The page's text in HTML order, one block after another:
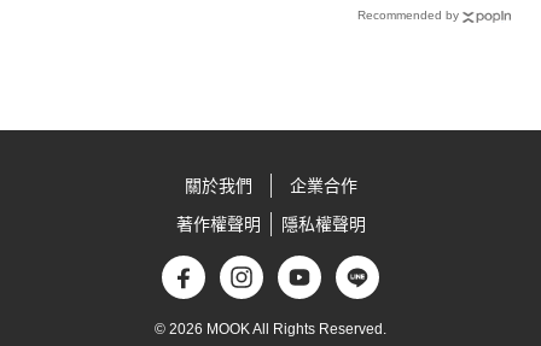
Recommended by
關於我們
企業合作
著作權聲明
隱私權聲明
© 2026 MOOK All Rights Reserved.